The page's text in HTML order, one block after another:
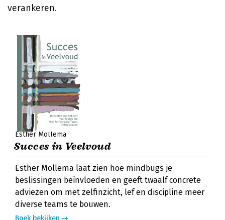
verankeren.
Esther Mollema
Succes in Veelvoud
Esther Mollema laat zien hoe mindbugs je
beslissingen beïnvloeden en geeft twaalf concrete
adviezen om met zelfinzicht, lef en discipline meer
diverse teams te bouwen.
Boek bekijken